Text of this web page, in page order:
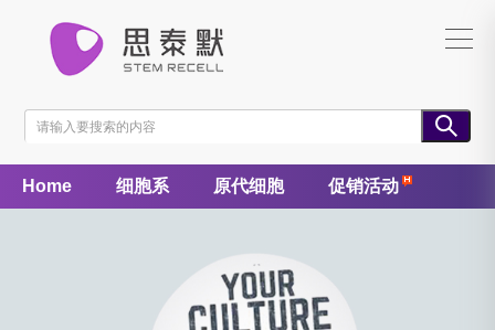
Home 细胞系 原代细胞 促销活动